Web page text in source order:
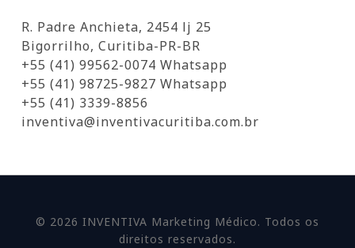
R. Padre Anchieta, 2454 lj 25
Bigorrilho, Curitiba-PR-BR
+55 (41) 99562-0074 Whatsapp
+55 (41) 98725-9827 Whatsapp
+55 (41) 3339-8856
inventiva@inventivacuritiba.com.br
© 2026 INVENTIVA Marketing Médico. Todos os
direitos reservados.